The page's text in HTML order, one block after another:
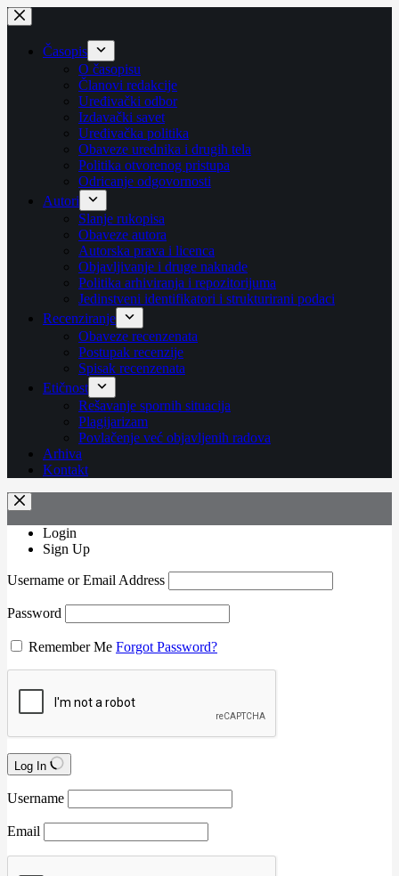
Skip
to
contentČasopis
O časopisu
Članovi redakcije
Uređivački odbor
Izdavački savet
Uređivačka politika
Obaveze urednika i drugih tela
Politika otvorenog pristupa
Odricanje odgovornosti
Autori
Slanje rukopisa
Obaveze autora
Autorska prava i licenca
Objavljivanje i druge naknade
Politika arhiviranja i repozitorijuma
Jedinstveni identifikatori i strukturirani podaci
Recenziranje
Obaveze recenzenata
Postupak recenzije
Spisak recenzenata
Etičnost
Rešavanje spornih situacija
Plagijarizam
Povlačenje već objavljenih radova
Arhiva
Kontakt
Login
Sign Up
Username or Email Address
Password
Remember Me Forgot Password?
Log In
Username
Email